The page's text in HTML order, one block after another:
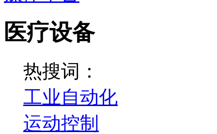
医疗设备
热搜词：
工业自动化
运动控制